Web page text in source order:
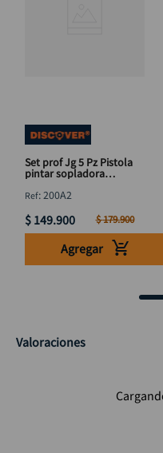
Set prof Jg 5 Pz Pistola
pintar sopladora
:200A2
$ 149.900 $179.900
Agregar
Valoraciones